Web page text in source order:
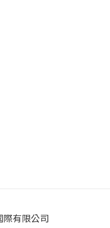
際有限公司